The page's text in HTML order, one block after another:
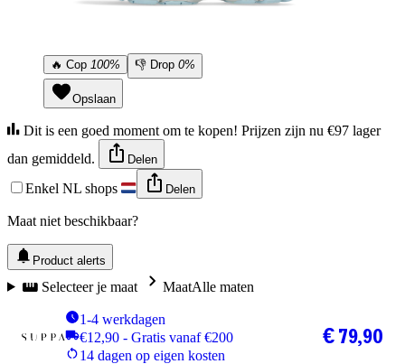
🔥 Cop 100% 👎 Drop 0%
Opslaan
Dit is een goed moment om te kopen! Prijzen zijn nu €97 lager
dan gemiddeld.
Delen
Enkel NL shops Delen
Maat niet beschikbaar?
Product alerts
Selecteer je maat MaatAlle maten
1-4 werkdagen
€12,90 - Gratis vanaf €200
14 dagen op eigen kosten
€ 79,90